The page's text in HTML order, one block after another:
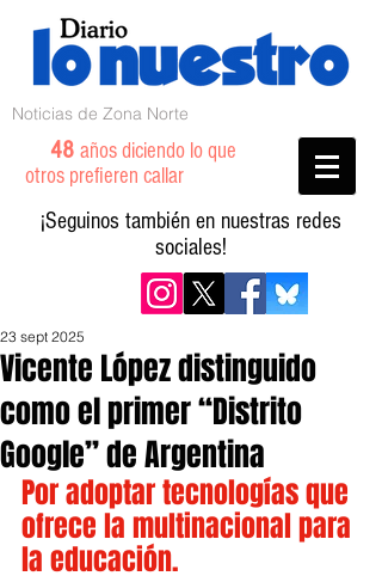
Noticias de Zona Norte
48 años diciendo lo que
otros prefieren callar
¡Seguinos también en nuestras redes
sociales!
Vicente López distinguido
como el primer “Distrito
Google” de Argentina
23 sept 2025
Por adoptar tecnologías que
ofrece la multinacional para
la educación.